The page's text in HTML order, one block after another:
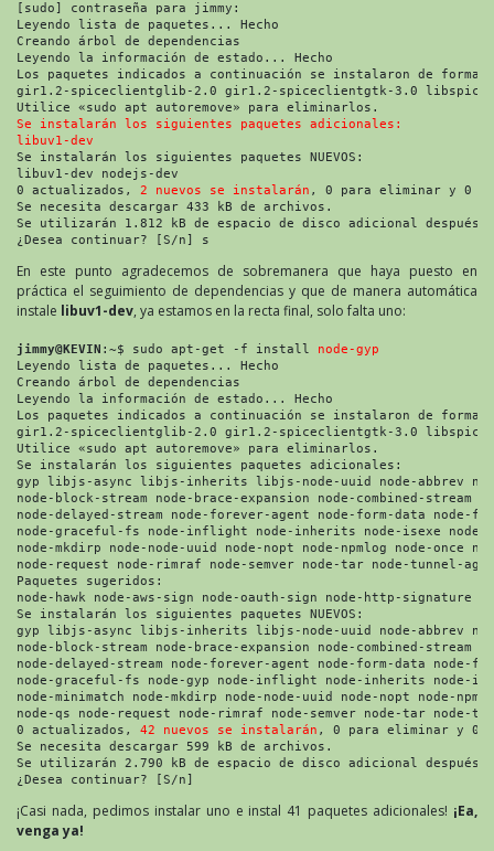
[sudo] contraseña para jimmy:
Leyendo lista de paquetes... Hecho
Creando árbol de dependencias
Leyendo la información de estado... Hecho
Los paquetes indicados a continuación se instalaron de forma
gir1.2-spiceclientglib-2.0 gir1.2-spiceclientgtk-3.0
Utilice «sudo apt autoremove» para eliminarlos.
Se instalarán los siguientes paquetes adicionales:
libuv1-dev
Se instalarán los siguientes paquetes NUEVOS:
libuv1-dev nodejs-dev
0 actualizados, 2 nuevos se instalarán , 0 para eliminar y 0
Se necesita descargar 433 kB de archivos.
Se utilizarán 1.812 kB de espacio de disco adicional después
¿Desea continuar? [S/n] s
En este punto agradecemos de sobremanera que haya puesto en
práctica el seguimiento de dependencias y que de manera automática
instale libuv1-dev, ya estamos en la recta final, solo falta uno:
jimmy@KEVIN :~$ sudo apt-get -f install node-gyp
Leyendo lista de paquetes... Hecho
Creando árbol de dependencias
Leyendo la información de estado... Hecho
Los paquetes indicados a continuación se instalaron de forma
gir1.2-spiceclientglib-2.0 gir1.2-spiceclientgtk-3.0
Utilice «sudo apt autoremove» para eliminarlos.
Se instalarán los siguientes paquetes adicionales:
gyp libjs-async libjs-inherits libjs-node-uuid node-abbrev
node-block-stream node-brace-expansion node-combined-stream
node-delayed-stream node-forever-agent node-form-data node-
node-graceful-fs node-inflight node-inherits node-isexe node-
node-mkdirp node-node-uuid node-nopt node-npmlog node-once
node-request node-rimraf node-semver node-tar node-tunnel-
Paquetes sugeridos:
node-hawk node-aws-sign node-oauth-sign node-http-signature
Se instalarán los siguientes paquetes NUEVOS:
gyp libjs-async libjs-inherits libjs-node-uuid node-abbrev
node-block-stream node-brace-expansion node-combined-stream
node-delayed-stream node-forever-agent node-form-data node-
node-graceful-fs node-gyp node-inflight node-inherits node-
node-minimatch node-mkdirp node-node-uuid node-nopt node-
node-qs node-request node-rimraf node-semver node-tar node-
0 actualizados, 42 nuevos se instalarán , 0 para eliminar y 0
Se necesita descargar 599 kB de archivos.
Se utilizarán 2.790 kB de espacio de disco adicional después
¿Desea continuar? [S/n]
¡Casi nada, pedimos instalar uno e instal 41 paquetes adicionales! ¡Ea,
venga ya!